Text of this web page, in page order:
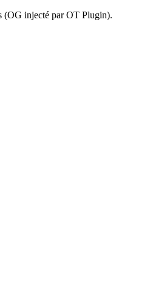
(OG injecté par OT Plugin).